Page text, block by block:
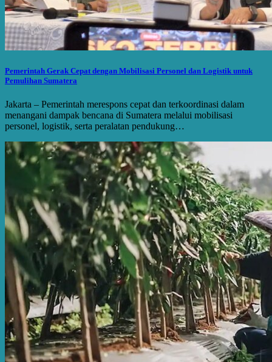
Pemerintah Gerak Cepat dengan Mobilisasi Personel dan Logistik untuk
Pemulihan Sumatera
Jakarta – Pemerintah merespons cepat dan terkoordinasi dalam
menangani dampak bencana di Sumatera melalui mobilisasi
personel, logistik, serta peralatan pendukung…